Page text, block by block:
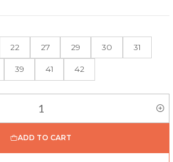
22 27 29 30 31
39 41 42
ADD TO CART